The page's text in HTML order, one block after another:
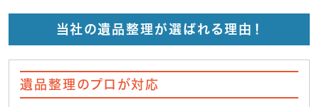
当社の遺品整理が選ばれる理由！
遺品整理のプロが対応